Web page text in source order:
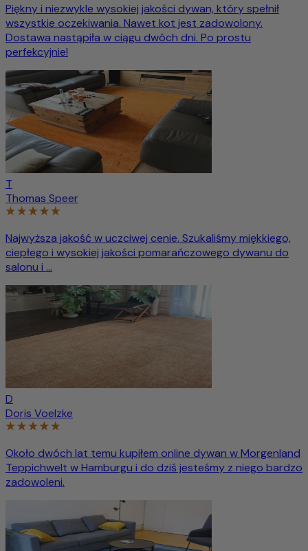
Piękny i niezwykle wysokiej jakości dywan, który spełnił
wszystkie oczekiwania. Nawet kot jest zadowolony.
Dostawa nastąpiła w ciągu dwóch dni. Po prostu
perfekcyjnie!
T
Thomas Speer
Najwyższa jakość w uczciwej cenie. Szukaliśmy miękkiego,
ciepłego i wysokiej jakości pomarańczowego dywanu do
salonu i ...
D
Doris Voelzke
Około dwóch lat temu kupiłem online dywan w Morgenland
Teppichwelt w Hamburgu i do dziś jesteśmy z niego bardzo
zadowoleni.